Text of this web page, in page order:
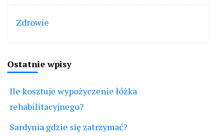
Zdrowie
Ostatnie wpisy
Ile kosztuje wypożyczenie łóżka
rehabilitacyjnego?
Sardynia gdzie się zatrzymać?